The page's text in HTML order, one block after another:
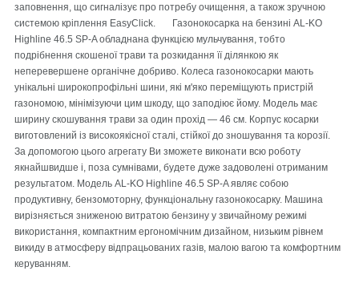
заповнення, що сигналізує про потребу очищення, а також зручною
системою кріплення EasyClick. Газонокосарка на бензині AL-KO
Highline 46.5 SP-A обладнана функцією мульчування, тобто
подрібнення скошеної трави та розкидання її ділянкою як
неперевершене органічне добриво. Колеса газонокосарки мають
унікальні широкопрофільні шини, які м'яко переміщують пристрій
газономою, мінімізуючи цим шкоду, що заподіює йому. Модель має
ширину скошування трави за один прохід — 46 см. Корпус косарки
виготовлений із високоякісної сталі, стійкої до зношування та корозії.
За допомогою цього агрегату Ви зможете виконати всю роботу
якнайшвидше і, поза сумнівами, будете дуже задоволені отриманим
результатом. Модель AL-KO Highline 46.5 SP-A являє собою
продуктивну, бензомоторну, функціональну газонокосарку. Машина
вирізняється зниженою витратою бензину у звичайному режимі
використання, компактним ергономічним дизайном, низьким рівнем
викиду в атмосферу відпрацьованих газів, малою вагою та комфортним
керуванням.